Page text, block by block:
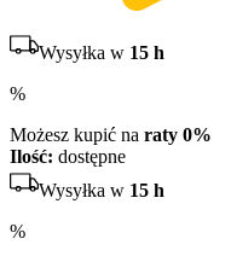
Wysyłka w 15 h
%
Możesz kupić na raty 0%
Ilość: dostępne
Wysyłka w 15 h
%